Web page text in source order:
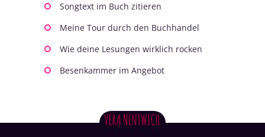
Songtext im Buch zitieren
Meine Tour durch den Buchhandel
Wie deine Lesungen wirklich rocken
Besenkammer im Angebot